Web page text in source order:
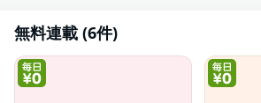
無料連載 (6件)